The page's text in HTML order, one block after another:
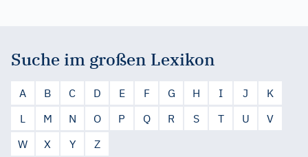
Suche im großen Lexikon
A B C D E F G H I J
K
L
M N O P Q R S T U
V
W
X Y Z